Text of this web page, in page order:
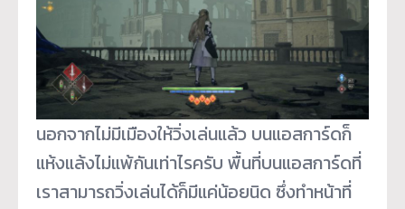
นอกจากไม่มีเมืองให้วิ่งเล่นแล้ว บนแอสการ์ดก็
แห้งแล้งไม่แพ้กันเท่าไรครับ พื้นที่บนแอสการ์ดที่
เราสามารถวิ่งเล่นได้ก็มีแค่น้อยนิด ซึ่งทำหน้าที่